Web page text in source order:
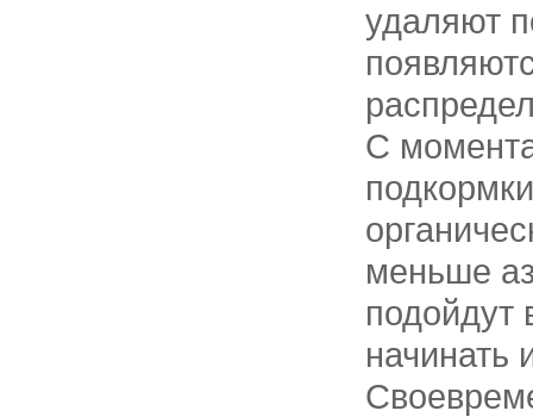
удаляют
С
меньше
подойдут
начинать